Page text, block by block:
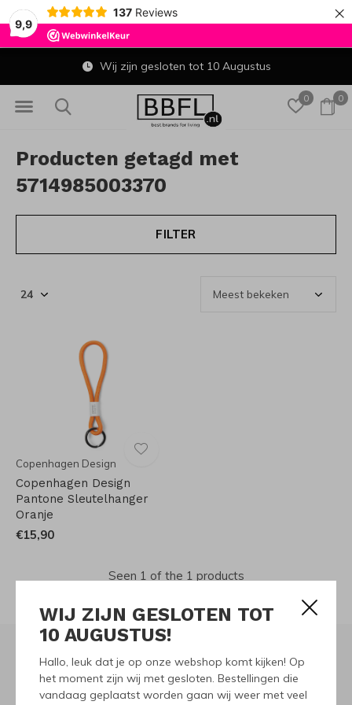
9,9
137 Reviews ×
WIJ ZIJN GESLOTEN TOT
10 AUGUSTUS!
Hallo, leuk dat je op onze webshop komt kijken! Op
het moment zijn wij met gesloten. Bestellingen die
vandaag geplaatst worden gaan wij weer met veel
0 0
Wij zijn gesloten tot 10 Augustus
Producten getagd met
5714985003370
FILTER
Copenhagen Design
Copenhagen Design
Pantone Sleutelhanger
Oranje
€15,90
Seen 1 of the 1 products
Meld je aan voor onze